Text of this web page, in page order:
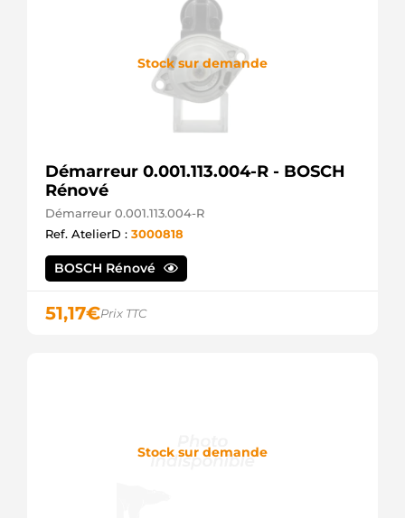
Stock sur demande
Démarreur 0.001.113.004-R - BOSCH
Rénové
Démarreur 0.001.113.004-R
Ref. AtelierD : 3000818
BOSCH Rénové
51,17€Prix TTC
Stock sur demande